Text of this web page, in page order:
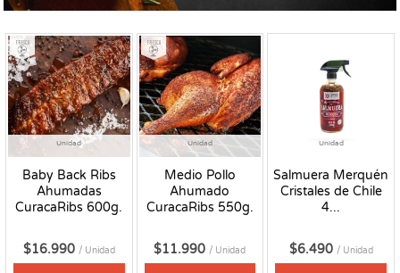
Unidad
Baby Back Ribs
Ahumadas
CuracaRibs 600g.
Fresco
$16.990 / Unidad
Unidad
Medio Pollo
Ahumado
CuracaRibs 550g.
Fresco
$11.990 / Unidad
Unidad
Salmuera Merquén
Cristales de Chile
4...
$6.490 / Unidad